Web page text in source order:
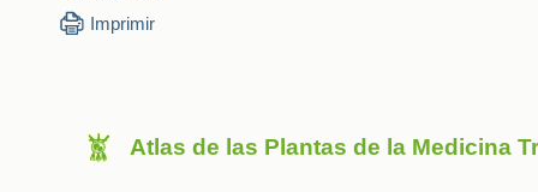
Imprimir
Atlas de las Plantas de la Medicina